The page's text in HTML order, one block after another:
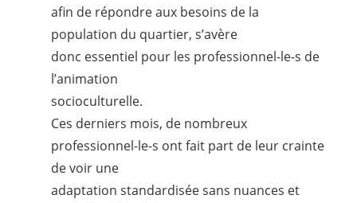
afin de répondre aux besoins de la
population du quartier, s’avère
donc essentiel pour les professionnel-le-s de
l’animation
socioculturelle.
Ces derniers mois, de nombreux
professionnel-le-s ont fait part de leur crainte
de voir une
adaptation standardisée sans nuances et